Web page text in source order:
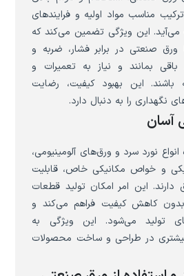
مناسب مواد اولیه و فرایندهای
می‌آید. این ویژگی تضمین می‌کند که
صنعتی در برابر فشار، ضربه و
بمانند و نیاز به تعمیرات و
باشند. این بهبود کیفیت، رضایت
نگهداری را به دنبال دارد.
آسان
نورد سرد و ورق‌های آلومینیومی،
و خواص مکانیکی خاص، قابلیت
این امر امکان تولید قطعات
کاهش کیفیت فراهم می‌کند و
تولید می‌شود. این ویژگی به
بیشتری در طراحی و ساخت محصولات